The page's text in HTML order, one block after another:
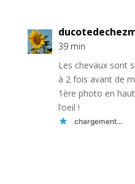
39 min
Les chevaux sont
à 2 fois avant de
1ère photo en
l’oeil !
chargement…